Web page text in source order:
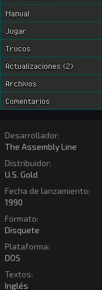
Manual
Jugar
Trucos
Actualizaciones (2)
Archivos
Comentarios
Desarrollador:
The Assembly Line
Distribuidor:
U.S. Gold
Fecha de lanzamiento:
1990
Formato:
Disquete
Plataforma:
DOS
Textos:
Inglés